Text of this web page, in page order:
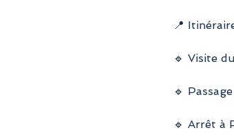
📍
🔹 Visite
🔹
🔹 Arrêt à